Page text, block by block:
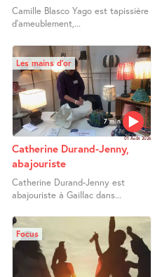
Camille Blasco Yago est tapissière
d’ameublement,...
7 min
Les mains d’or
01 Août 2026
Catherine Durand-Jenny,
abajouriste
Catherine Durand-Jenny est
abajouriste à Gaillac dans...
Focus